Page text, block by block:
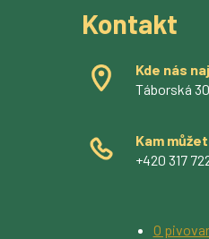
O
Kontakt
Kde nás
Táborská
Kam
+420 317